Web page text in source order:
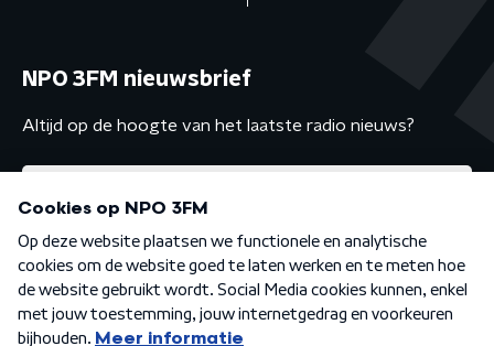
NPO 3FM nieuwsbrief
Altijd op de hoogte van het laatste radio nieuws?
Algemene voorwaarden Privacybeleid